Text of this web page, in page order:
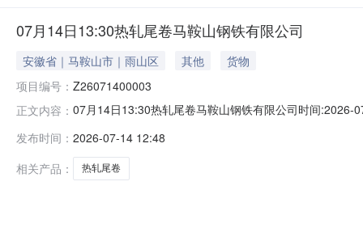
07月14日13:30热轧尾卷马鞍山钢铁有限公司
安徽省｜马鞍山市｜雨山区 其他
货物
项目编号： Z26071400003
正文内容： 07月14日13:30热轧尾卷马鞍山钢铁有限公司时间
保证金：￥500.00元交易保证金：￥500.00元竞价保
发布时间： 2026-07-14 12:48
相关产品：
热轧尾卷